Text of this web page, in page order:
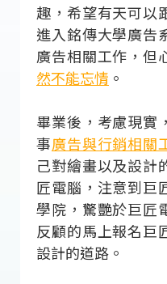
趣，希望有天可以
進入銘傳大學廣告
廣告相關工作，但
然不能忘情 。
畢業後，考慮現實
事廣告與行銷相關
己對繪畫以及設計
匠電腦，注意到巨
學院，驚艷於巨匠
反顧的馬上報名巨
設計的道路。